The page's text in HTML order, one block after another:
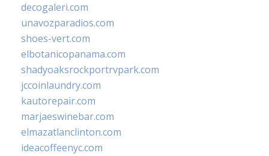
decogaleri.com
unavozparadios.com
shoes-vert.com
elbotanicopanama.com
shadyoaksrockportrvpark.com
jccoinlaundry.com
kautorepair.com
marjaeswinebar.com
elmazatlanclinton.com
ideacoffeenyc.com